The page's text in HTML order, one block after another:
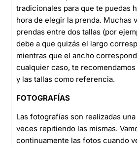
tradicionales para que te puedas
hora de elegir la prenda. Muchas
prendas entre dos tallas (por
debe a que quizás el largo
mientras que el ancho
cualquier caso, te
y las tallas como referencia.
FOTOGRAFÍAS
Las fotografías son realizadas
veces repitiendo las mismas.
continuamente las fotos cuando